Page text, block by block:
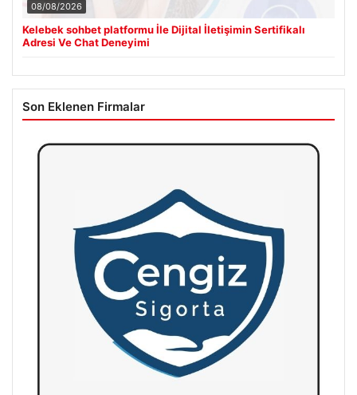
08/08/2026
Kelebek sohbet platformu İle Dijital İletişimin Sertifikalı
Adresi Ve Chat Deneyimi
Son Eklenen Firmalar